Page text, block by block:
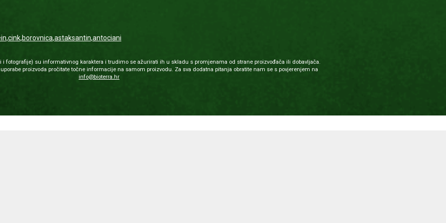
,cink,borovnica,astaksantin,antociani
fotografije) su informativnog karaktera i trudimo se ažurirati ih u skladu s promjenama od strane proizvođača ili dobavljača.
proizvoda pročitate točne informacije na samom proizvodu. Za sva dodatna pitanja obratite nam se s povjerenjem na
info@bioterra.hr